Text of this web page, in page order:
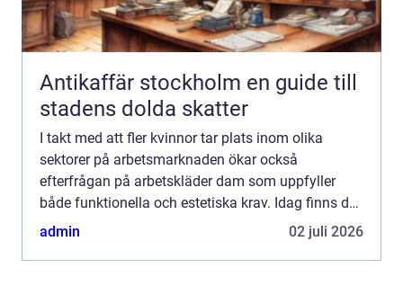
Antikaffär stockholm en guide till
stadens dolda skatter
I takt med att fler kvinnor tar plats inom olika
sektorer på arbetsmarknaden ökar också
efterfrågan på arbetskläder dam som uppfyller
både funktionella och estetiska krav. Idag finns det
arbetskläder som k...
admin 02 juli 2026